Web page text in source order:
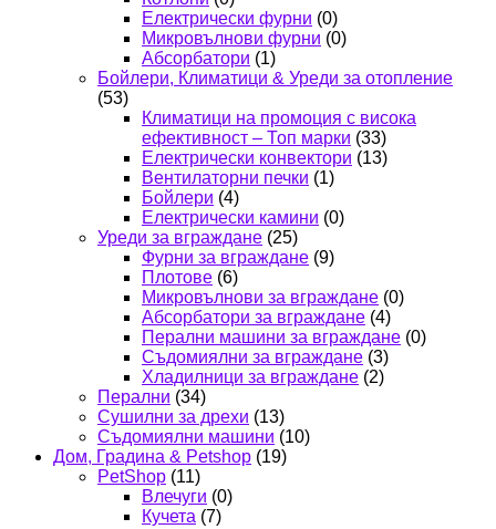
Електрически фурни (0)
Микровълнови фурни (0)
Абсорбатори (1)
Бойлери, Климатици & Уреди за отопление
(53)
Климатици на промоция с висока
ефективност – Топ марки (33)
Електрически конвектори (13)
Вентилаторни печки (1)
Бойлери (4)
Електрически камини (0)
Уреди за вграждане (25)
Фурни за вграждане (9)
Плотове (6)
Микровълнови за вграждане (0)
Абсорбатори за вграждане (4)
Перални машини за вграждане (0)
Съдомиялни за вграждане (3)
Хладилници за вграждане (2)
Перални (34)
Сушилни за дрехи (13)
Съдомиялни машини (10)
Дом, Градина & Petshop (19)
PetShop (11)
Влечуги (0)
Кучета (7)